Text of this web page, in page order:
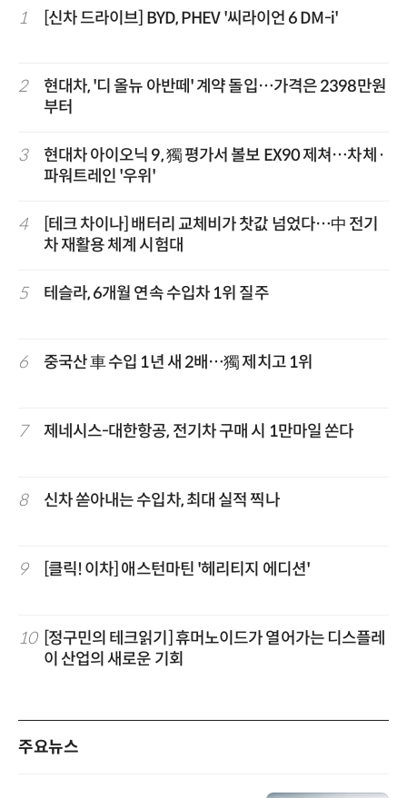
1 [신차 드라이브] BYD, PHEV '씨라이언 6 DM-i'
2
현대차, '디 올뉴 아반떼' 계약 돌입…가격은 2398만원
부터
3
현대차 아이오닉 9, 獨 평가서 볼보 EX90 제쳐…차체·
파워트레인 '우위'
4
[테크 차이나] 배터리 교체비가 찻값 넘었다…中 전기
차 재활용 체계 시험대
5 테슬라, 6개월 연속 수입차 1위 질주
6 중국산 車 수입 1년 새 2배…獨 제치고 1위
7 제네시스-대한항공, 전기차 구매 시 1만마일 쏜다
8 신차 쏟아내는 수입차, 최대 실적 찍나
9 [클릭! 이차] 애스턴마틴 '헤리티지 에디션'
10
[정구민의 테크읽기] 휴머노이드가 열어가는 디스플레
이 산업의 새로운 기회
주요뉴스